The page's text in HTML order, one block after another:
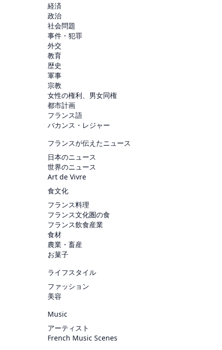
経済
政治
社会問題
事件・犯罪
外交
教育
歴史
軍事
宗教
女性の権利、男女同権
都市計画
フランス語
バカンス・レジャー
フランスが伝えたニュース
日本のニュース
世界のニュース
Art de Vivre
食文化
フランス料理
フランス文化圏の食
フランス飲食産業
食材
農業・畜産
お菓子
ライフスタイル
ファッション
美容
Music
アーティスト
French Music Scenes